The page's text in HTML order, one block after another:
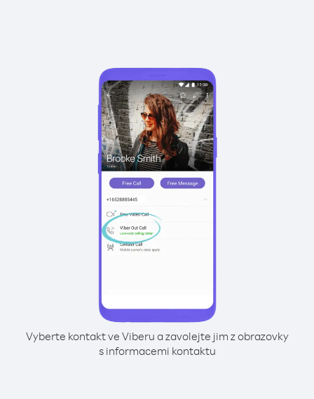
Vyberte kontakt ve Viberu a zavolejte jim z obrazovky
s informacemi kontaktu